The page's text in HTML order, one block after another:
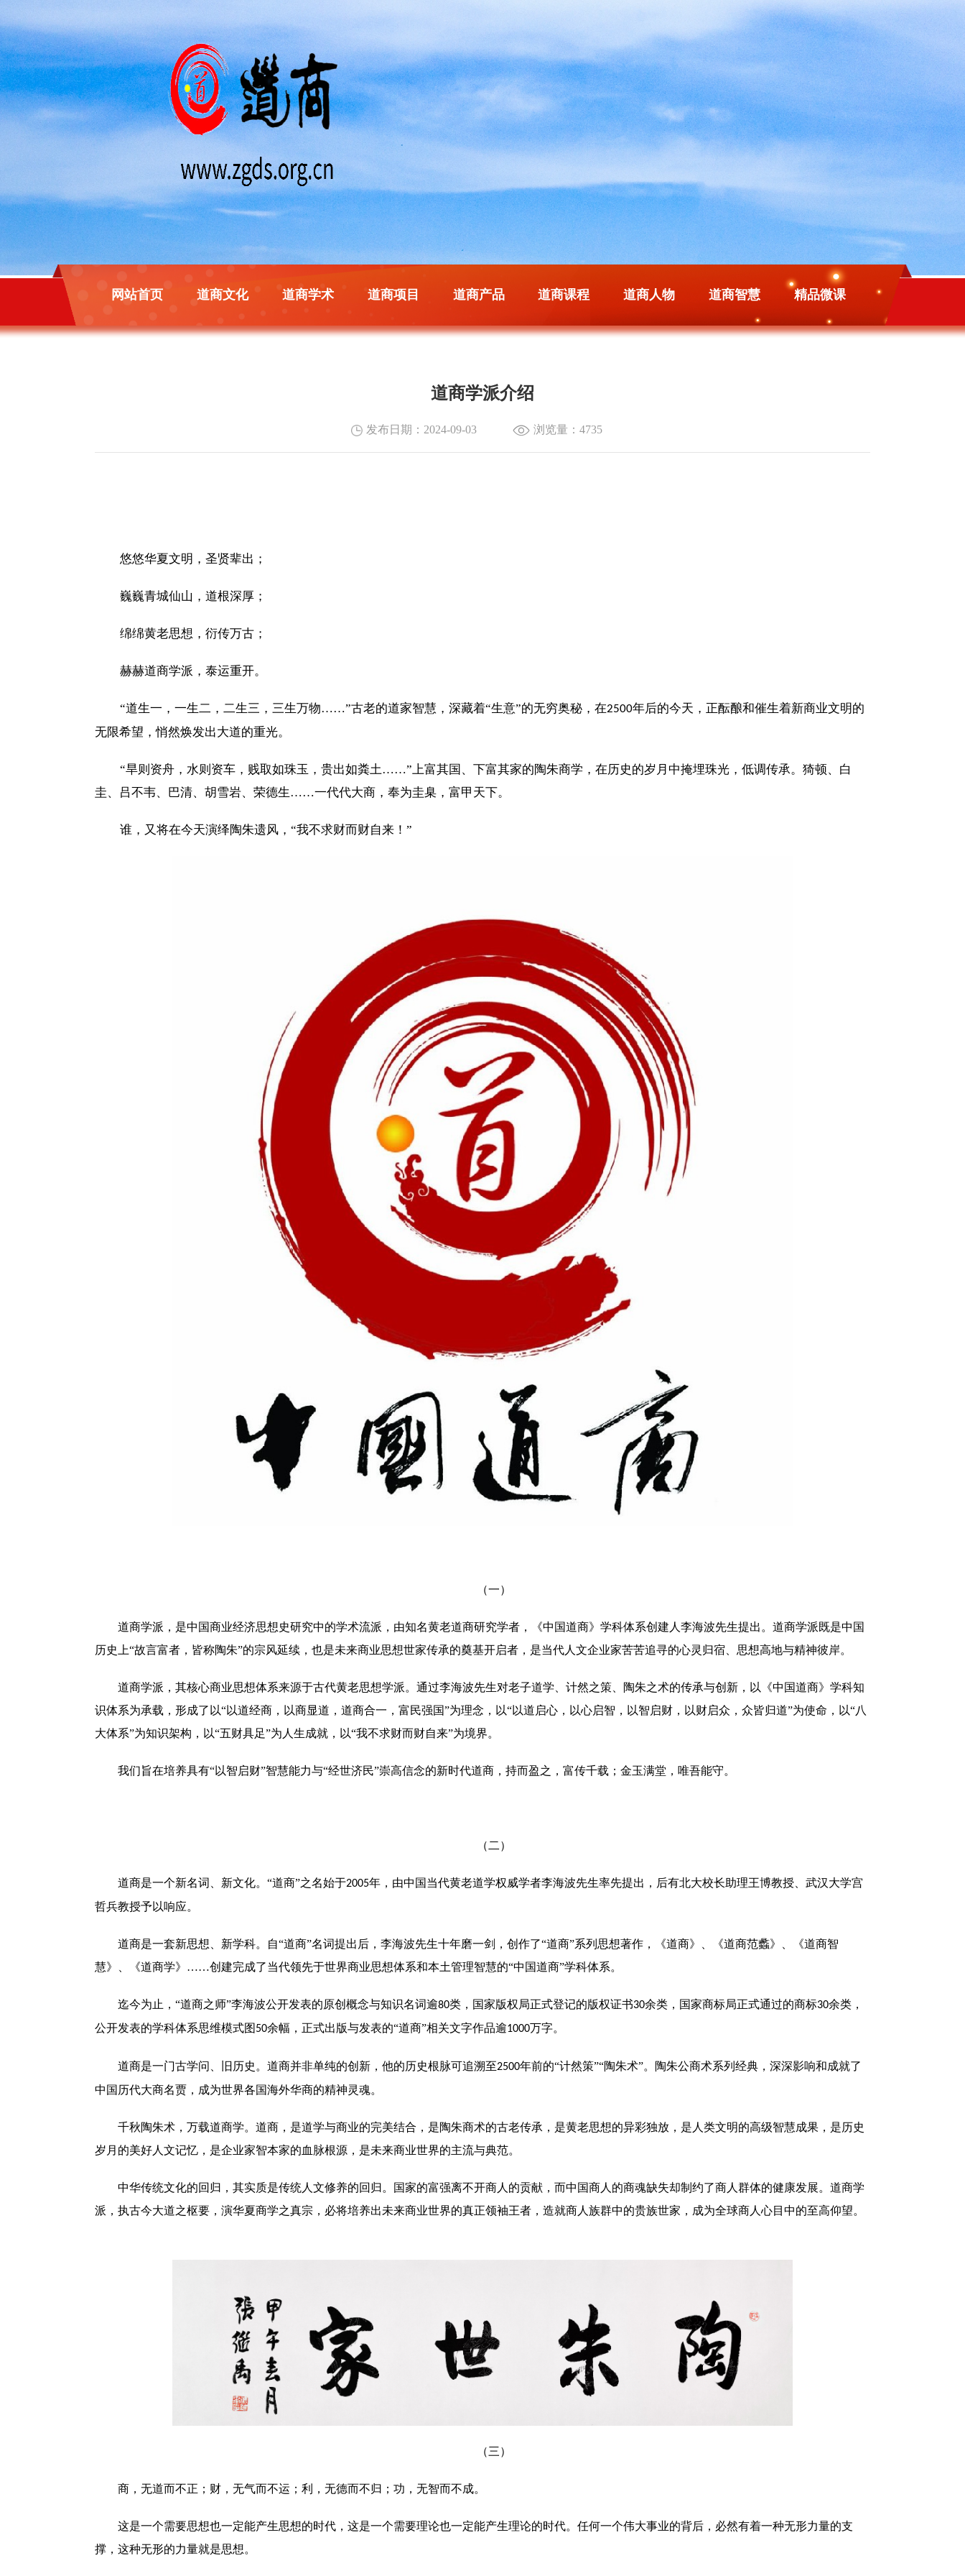
网站首页 道商文化 道商学术 道商项目 道商产品 道商课程 道商人物 道商智慧 精品微课
道商学派介绍
发布日期：2024-09-03 浏览量：4735
悠悠华夏文明，圣贤辈出；
巍巍青城仙山，道根深厚；
绵绵黄老思想，衍传万古；
赫赫道商学派，泰运重开。
“道生一，一生二，二生三，三生万物……”古老的道家智慧，深藏着“生意”的无穷奥秘，在2500年后的今天，正酝酿和催生着新商业文明的
无限希望，悄然焕发出大道的重光。
“旱则资舟，水则资车，贱取如珠玉，贵出如粪土……”上富其国、下富其家的陶朱商学，在历史的岁月中掩埋珠光，低调传承。猗顿、白
圭、吕不韦、巴清、胡雪岩、荣德生……一代代大商，奉为圭臬，富甲天下。
谁，又将在今天演绎陶朱遗风， “我不求财而财自来！”
（一）
道商学派，是中国商业经济思想史研究中的学术流派，由知名黄老道商研究学者，《中国道商》学科体系创建人李海波先生提出。道商学派既是中国
历史上“故言富者，皆称陶朱”的宗风延续， 也是未来商业思想世家传承的奠基开启者，是当代人文企业家苦苦追寻的心灵归宿、思想高地与精神彼岸。
道商学派 ，其核心商业思想体系来源于古代黄老思想学派。 通过李海波先生对老子道学、计然之策、陶朱之术的传承与创新，以《中国道商》学科知
识体系为承载， 形成了以“以道经商，以商显道，道商合一，富民强国”为理念，以“以道启心，以心启智，以智启财，以财启众，众皆归道”为使命，以“八
大体系”为知识架构，以“五财具足”为人生成就，以“我不求财而财自来”为境界。
我们旨在培养具有“以智启财”智慧能力与“经世济民”崇高信念的新时代道商，持而盈之，富传千载；金玉满堂，唯吾能守。
（ 二 ）
道商是一个新名词、新文化。 “道商”之名始于2005年，由中国当代黄老道学权威学者李海波先生率先提出，后有北大校长助理王博教授、武汉大学宫
哲兵教授予以响应。
道商是一套新思想、新学科。自“道商”名词提出后，李海波先生十年磨一剑，创作了“道商”系列思想著作，《道商》、《道商范蠡》、《道商智
慧》、《道商学》……创建完成了当代领先于世界商业思想体系和本土管理智慧的“中国道商”学科体系。
迄今为止， “道商之师”李海波公开发表的原创概念与知识名词逾80类，国家版权局正式登记的版权证书30余类，国家商标局正式通过的商标30余类，
公开发表的学科体系思维模式图50余幅，正式出版与发表的“道商”相关文字作品逾1000万字。
道商是一门古学问、旧历史。道商并非单纯的创新，他的历史根脉可追溯至2500年前的“计然策”“陶朱术”。陶朱公商术系列经典，深深影响和成就了
中国历代大商名贾，成为世界各国海外华商的精神灵魂。
千秋陶朱术，万载道商学。道商，是道学与商业的完美结合，是陶朱商术的古老传承，是黄老思想的异彩独放，是人类文明的高级智慧成果，是历史
岁月的美好人文记忆，是企业家智本家的血脉根源，是未来商业世界的主流与典范。
中华传统文化的回归，其实质是传统人文修养的回归。国家的富强离不开商人的贡献，而中国商人的商魂缺失却制约了商人群体的健康发展。道商学
派，执古今大道之枢要，演华夏商学之真宗， 必将培养出未来商业世界的真正领袖王者，造就商人族群中的贵族世家，成为全球商人心目中的至高仰望。
（三）
商，无道而不正；财，无气而不运；利，无德而不归；功，无智而不成。
这是一个需要思想也一定能产生思想的时代，这是一个需要理论也一定能产生理论的时代。任何一个伟大事业的背后，必然有着一种无形力量的支
撑，这种无形的力量就是思想。